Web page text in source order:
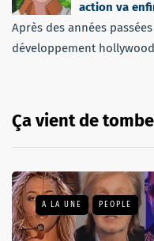
action va
Après des années
développement
Ça vient de
A LA UNE PEOPLE